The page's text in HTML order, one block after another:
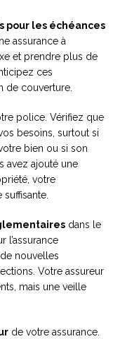
pour les échéances
assurance à
et prendre plus de
ces
de couverture.
police. Vérifiez que
besoins, surtout si
bien ou si son
avez ajouté une
votre
dans le
l’assurance
nouvelles
Votre assureur
mais une veille
de votre assurance.